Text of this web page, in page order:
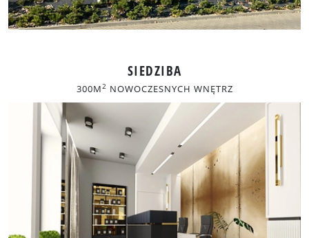
SIEDZIBA
300M2 NOWOCZESNYCH WNĘTRZ